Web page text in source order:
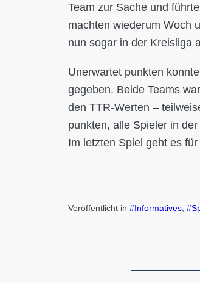
Team zur Sache und
machten wiederum Woch
nun sogar in der Kreisliga
Unerwartet punkten
gegeben. Beide Teams
den TTR-Werten –
punkten, alle Spieler in
Im letzten Spiel geht es
Veröffentlicht in Informatives